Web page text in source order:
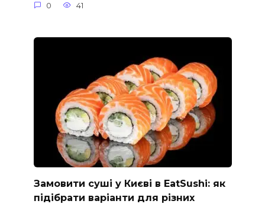
0 41
Замовити суші у Києві в EatSushi: як
підібрати варіанти для різних